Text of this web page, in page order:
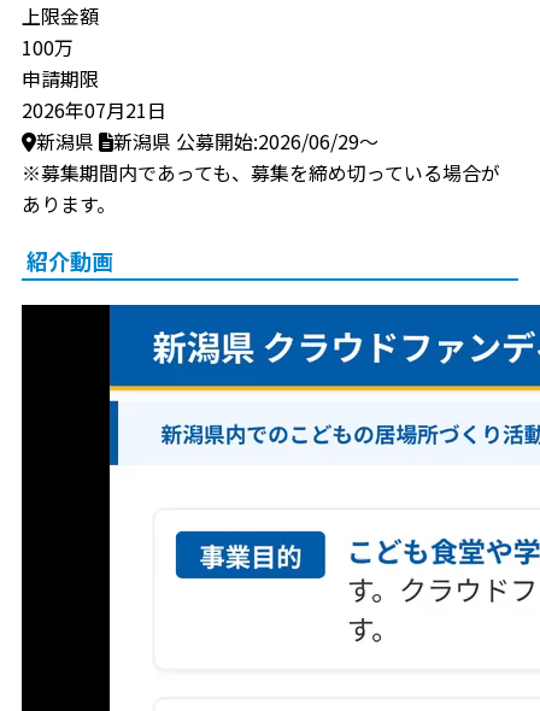
上限金額
100万
申請期限
2026年07月21日
新潟県
新潟県 公募開始:2026/06/29～
※募集期間内であっても、募集を締め切っている場合が
あります。
紹介動画